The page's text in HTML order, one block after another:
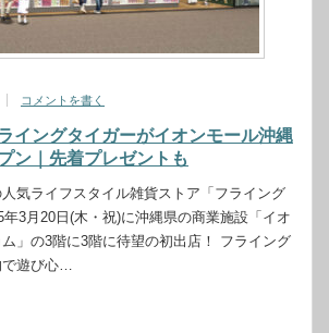
コメントを書く
イングタイガーがイオンモール沖縄
ン｜先着プレゼントも
気ライフスタイル雑貨ストア「フライング
3月20日(木・祝)に沖縄県の商業施設「イオ
」の3階に3階に待望の初出店！ フライング
で遊び心…